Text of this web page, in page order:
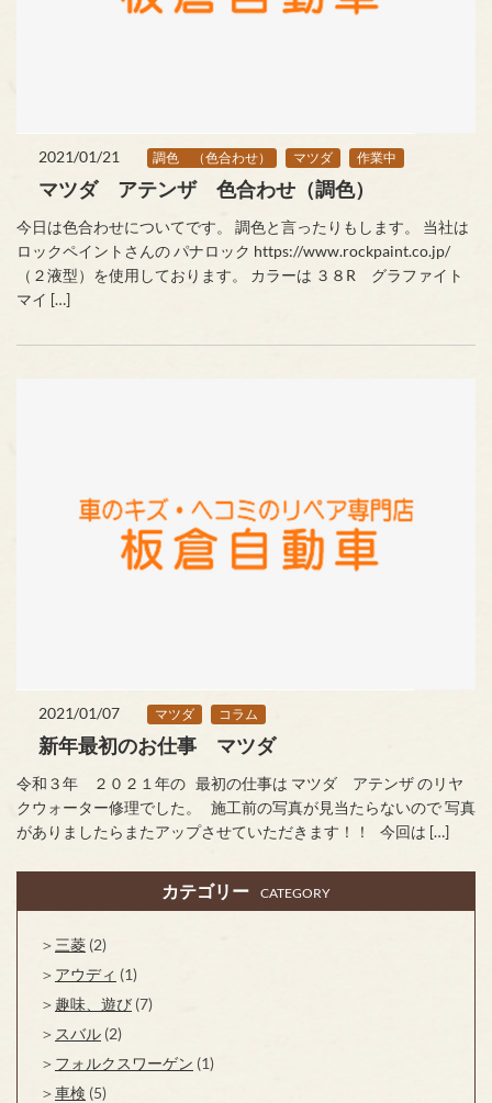
2021/01/21 調色 （色合わせ） マツダ 作業中
マツダ アテンザ 色合わせ（調色）
今日は色合わせについてです。 調色と言ったりもします。 当社は
ロックペイントさんの パナロック https://www.rockpaint.co.jp/
（２液型）を使用しております。 カラーは ３８R グラファイト
マイ […]
2021/01/07 マツダ コラム
新年最初のお仕事 マツダ
令和３年 ２０２１年の 最初の仕事は マツダ アテンザ のリヤ
クウォーター修理でした。 施工前の写真が見当たらないので 写真
がありましたらまたアップさせていただきます！！ 今回は […]
カテゴリー CATEGORY
三菱 (2)
アウディ (1)
趣味、遊び (7)
スバル (2)
フォルクスワーゲン (1)
車検 (5)